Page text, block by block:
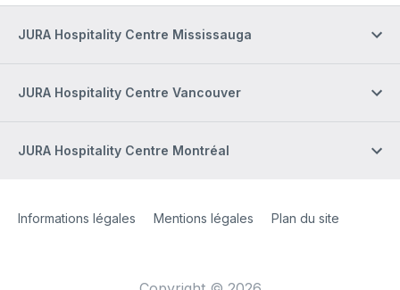
JURA Hospitality Centre Mississauga
JURA Hospitality Centre Vancouver
JURA Hospitality Centre Montréal
Site Web
[Website information]
Informations légales Mentions légales Plan du site